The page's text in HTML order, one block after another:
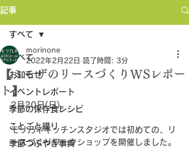
記事
すべて
お知らせ
イベントレポート
季節の保存食レシピ
ことごと綴り
季節つぶやき事典
すべて
【ミモザのリースづくりWSレポー
ト】
morinone
2022年2月22日 読了時間: 3分
2月20日(日)。
モリ乃ネキッチンスタジオでは初めての、リ
ースづくりワークショップを開催しました。